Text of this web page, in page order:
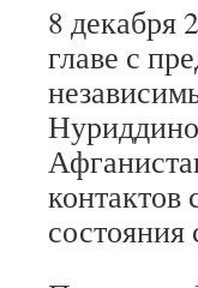
8 декабря
главе с
состояния